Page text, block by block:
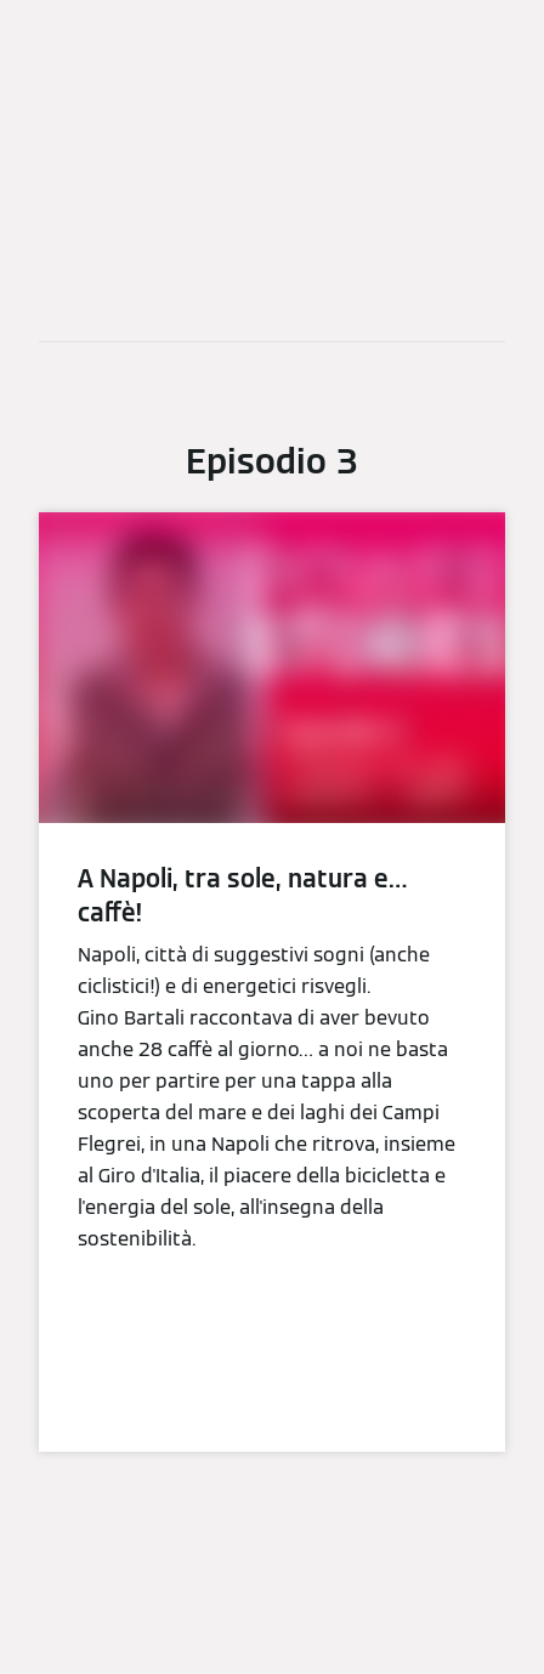
Episodio 3
A Napoli, tra sole, natura e…
caffè!
Napoli, città di suggestivi sogni (anche
ciclistici!) e di energetici risvegli.
Gino Bartali raccontava di aver bevuto
anche 28 caffè al giorno… a noi ne basta
uno per partire per una tappa alla
scoperta del mare e dei laghi dei Campi
Flegrei, in una Napoli che ritrova, insieme
al Giro d'Italia, il piacere della bicicletta e
l'energia del sole, all'insegna della
sostenibilità.